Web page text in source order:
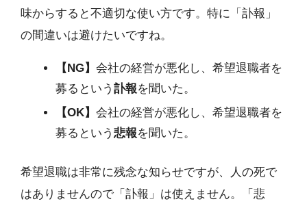
味からすると不適切な使い方です。特に「訃報」
の間違いは避けたいですね。
【NG】 会社の経営が悪化し、希望退職者を
募るという 訃報を聞いた。
【OK】 会社の経営が悪化し、希望退職者を
募るという 悲報を聞いた。
希望退職は非常に残念な知らせですが、人の死で
はありませんので「訃報」は使えません。「悲